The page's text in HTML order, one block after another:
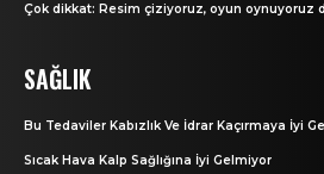
Çok dikkat: Resim çiziyoruz, oyun oynuyoruz
SAĞLIK
Bu Tedaviler Kabızlık Ve İdrar Kaçırmaya İyi
Sıcak Hava Kalp Sağlığına İyi Gelmiyor